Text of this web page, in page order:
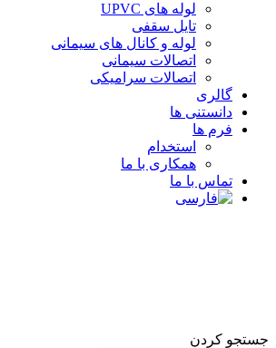
لوله های UPVC
تایل سقفی
لوله و کانال های سیمانی
اتصالات سیمانی
اتصالات سرامیکی
گالری
دانستنی ها
فرم ها
استخدام
همکاری با ما
تماس با ما
جستجو کردن